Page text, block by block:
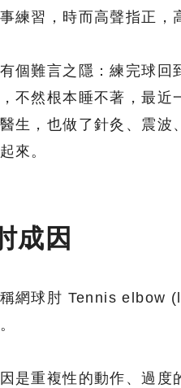
練習，時而高聲指正，
個難言之隱：練完球回
不然根本睡不著，最近
生，也做了針灸、震波
來。
成因
網球肘 Tennis elbow
是重複性的動作、過